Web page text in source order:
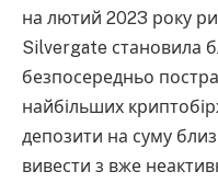
на лютий 2023 року
Silvergate становила
безпосередньо
найбільших
депозити на суму
вивести з вже